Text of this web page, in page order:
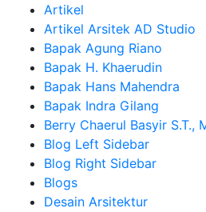
Artikel
Artikel Arsitek AD Studio
Bapak Agung Riano
Bapak H. Khaerudin
Bapak Hans Mahendra
Bapak Indra Gilang
Berry Chaerul Basyir S.T.,
Blog Left Sidebar
Blog Right Sidebar
Blogs
Desain Arsitektur